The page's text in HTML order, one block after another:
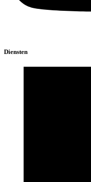
Diensten